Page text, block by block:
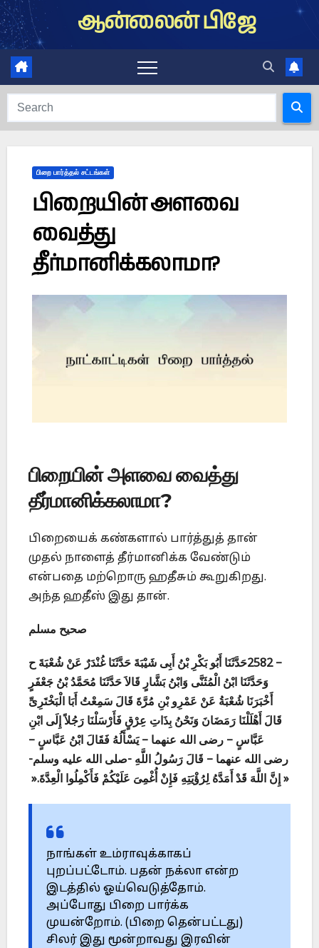
Skip
to
content
ஆன்லைன் பிஜே
பிறை பார்த்தல் சட்டங்கள்
பிறையின் அளவை
வைத்து
தீர்மானிக்கலாமா?
பிறையின் அளவை வைத்து
தீர்மானிக்கலாமா?
பிறையைக் கண்களால் பார்த்துத் தான்
முதல் நாளைத் தீர்மானிக்க வேண்டும்
என்பதை மற்றொரு ஹதீசும் கூறுகிறது.
அந்த ஹதீஸ் இது தான்.
صحيح مسلم
2582 –حَدَّثَنَا أَبُو بَكْرِ بْنُ أَبِى شَيْبَةَ حَدَّثَنَا غُنْدَرٌ عَنْ شُعْبَةَ ح
وَحَدَّثَنَا ابْنُ الْمُثَنَّى وَابْنُ بَشَّارٍ قَالاَ حَدَّثَنَا مُحَمَّدُ بْنُ جَعْفَرٍ
أَخْبَرَنَا شُعْبَةُ عَنْ عَمْرِو بْنِ مُرَّةَ قَالَ سَمِعْتُ أَبَا الْبَخْتَرِىِّ
قَالَ أَهْلَلْنَا رَمَضَانَ وَنَحْنُ بِذَاتِ عِرْقٍ فَأَرْسَلْنَا رَجُلاً إِلَى ابْنِ
عَبَّاسٍ – رضى الله عنهما – يَسْأَلُهُ فَقَالَ ابْنُ عَبَّاسٍ –
رضى الله عنهما – قَالَ رَسُولُ اللَّهِ -صلى الله عليه وسلم-
« إِنَّ اللَّهَ قَدْ أَمَدَّهُ لِرُؤْيَتِهِ فَإِنْ أُغْمِىَ عَلَيْكُمْ فَأَكْمِلُوا الْعِدَّةَ».
நாங்கள் உம்ராவுக்காகப்
புறப்பட்டோம். பதன் நக்லா என்ற
இடத்தில் ஓய்வெடுத்தோம்.
அப்போது பிறை பார்க்க
முயன்றோம். (பிறை தென்பட்டது)
சிலர் இது மூன்றாவது இரவின்